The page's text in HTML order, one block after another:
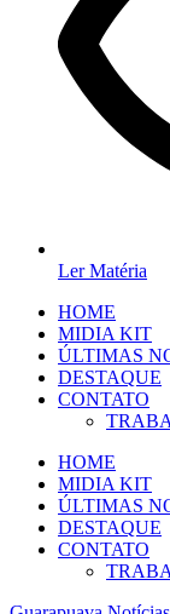
Ler Matéria
HOME
MIDIA KIT
ÚLTIMAS
DESTAQUE
CONTATO
HOME
MIDIA KIT
ÚLTIMAS
DESTAQUE
CONTATO